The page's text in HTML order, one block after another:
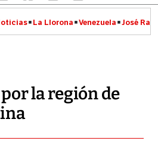
La Llorona Venezuela José
la región de